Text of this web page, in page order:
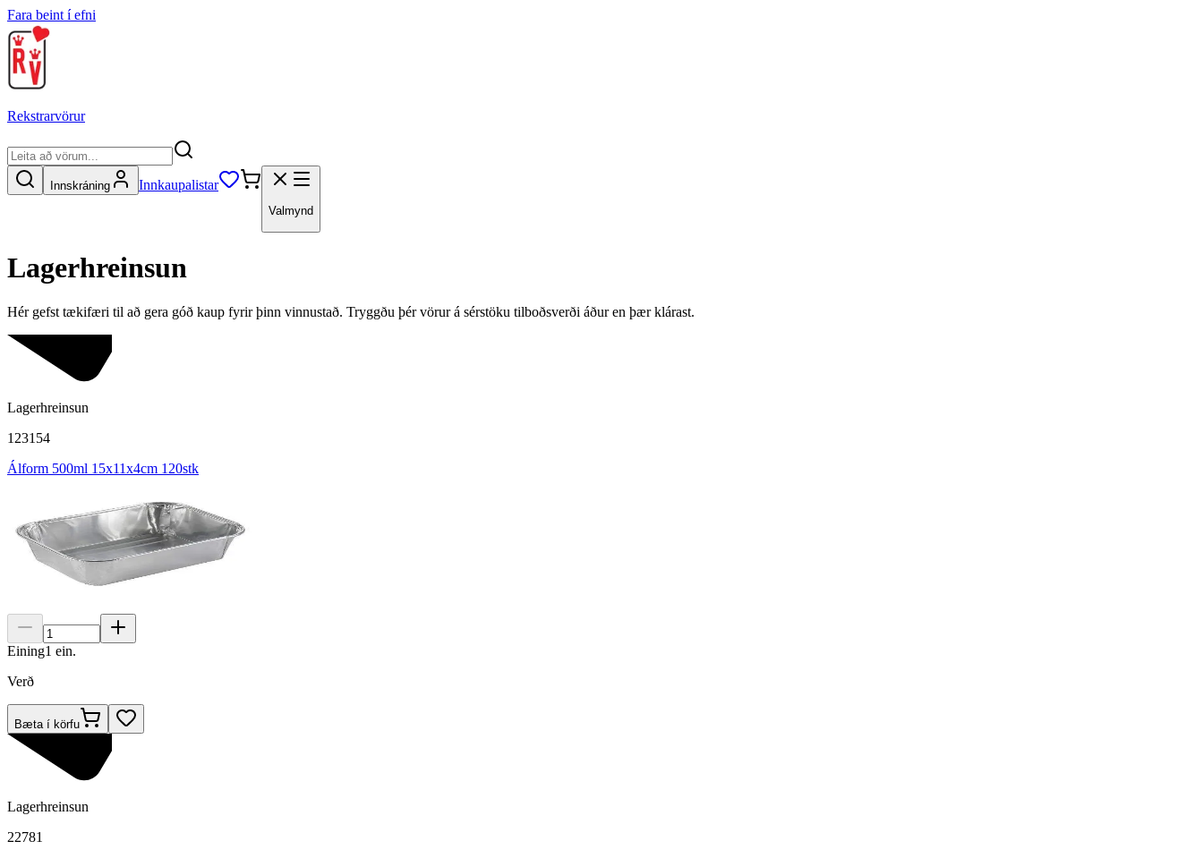
Fara beint í efni
Rekstrarvörur
Innskráning Innkaupalistar
Valmynd
Lagerhreinsun
Hér gefst tækifæri til að gera góð kaup fyrir þinn vinnustað. Tryggðu þér vörur á sérstöku tilboðsverði áður en þær klárast.
Lagerhreinsun
123154
Álform 500ml 15x11x4cm 120stk
Eining1 ein.
Verð
Bæta í körfu
Lagerhreinsun
22781